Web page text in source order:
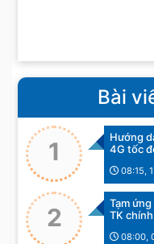
Bài
1
Hướng
4G tốc
08:15,
2
Tạm
TK
08:00,